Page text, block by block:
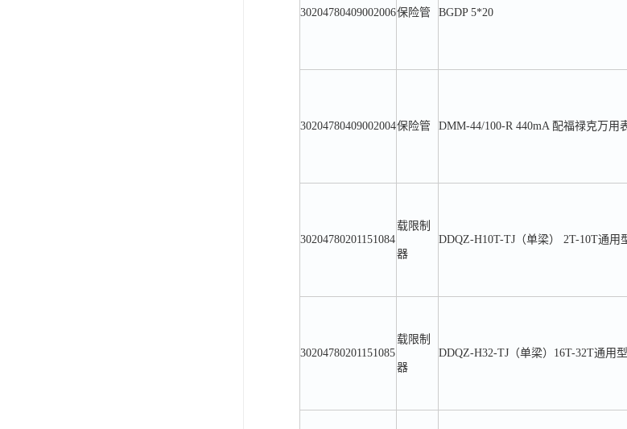
30204780409002006保险管 BGDP 5*20
30204780409002004保险管 DMM-44/100-R 440mA 配福禄克万用
30204780201151084
载限制
器
DDQZ-H10T-TJ（单梁） 2T-10T通用
30204780201151085
载限制
器
DDQZ-H32-TJ（单梁）16T-32T通用